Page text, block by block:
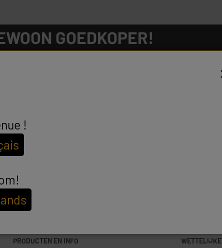
GOEDKOPER!
SCHRIJF JE IN VOOR ONZE NEWSLETTER! MIS
PRODUCTEN EN INFO
!